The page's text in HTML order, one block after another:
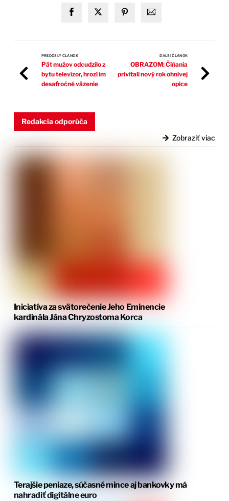
PREDOŠLÝ ČLÁNOK
Pät mužov odcudzilo z
bytu televízor, hrozí im
desaťročné väzenie
ĎALŠÍ ČLÁNOK
OBRAZOM: Číňania
privítali nový rok ohnivej
opice
Redakcia odporúča
Zobraziť viac
Iniciatíva za svätorečenie Jeho Eminencie
kardinála Jána Chryzostoma Korca
Terajšie peniaze, súčasné mince aj bankovky má
nahradiť digitálne euro